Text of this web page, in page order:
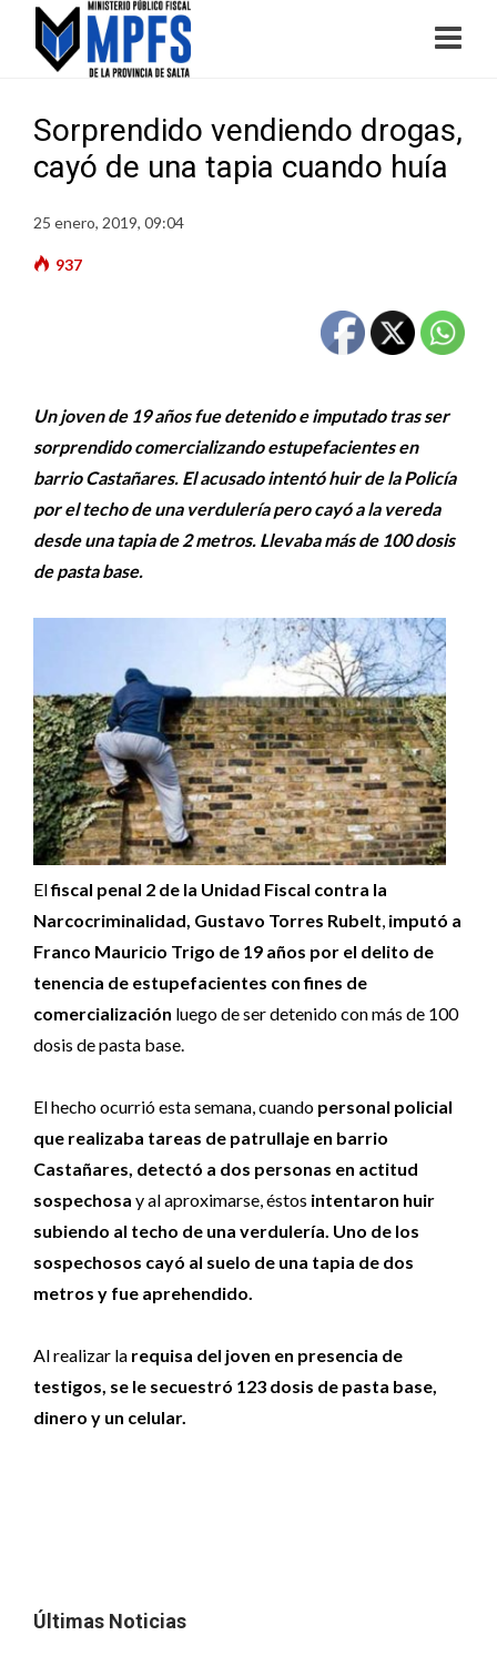
Sorprendido vendiendo drogas,
cayó de una tapia cuando huía
25 enero, 2019, 09:04
937
Un joven de 19 años fue detenido e imputado tras ser
sorprendido comercializando estupefacientes en
barrio Castañares. El acusado intentó huir de la Policía
por el techo de una verdulería pero cayó a la vereda
desde una tapia de 2 metros. Llevaba más de 100 dosis
de pasta base.
Elfiscal penal 2 de la Unidad Fiscal contra la
Narcocriminalidad, Gustavo Torres Rubelt, imputó a
Franco Mauricio Trigo de 19 años por el delito de
tenencia de estupefacientes con fines de
comercialización luego de ser detenido con más de 100
dosis de pasta base.
El hecho ocurrió esta semana, cuando personal policial
que realizaba tareas de patrullaje en barrio
Castañares, detectó a dos personas en actitud
sospechosa y al aproximarse, éstos intentaron huir
subiendo al techo de una verdulería. Uno de los
sospechosos cayó al suelo de una tapia de dos
metros y fue aprehendido.
Al realizar la requisa del joven en presencia de
testigos, se le secuestró 123 dosis de pasta base,
dinero y un celular.
Últimas Noticias